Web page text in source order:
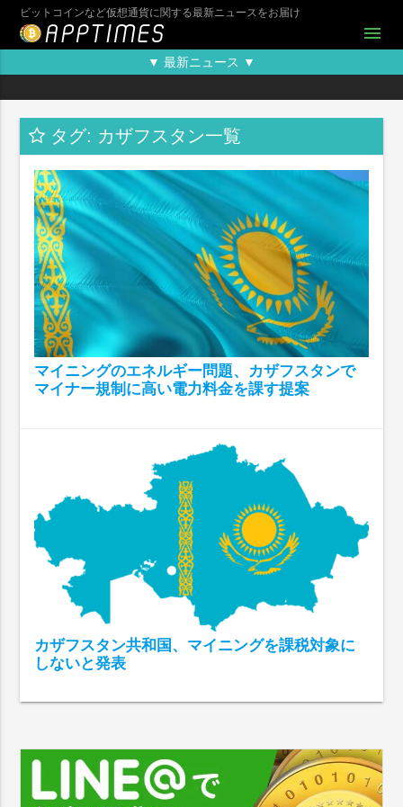
ビットコインなど仮想通貨に関する最新ニュースをお届け
menu
▼ 最新ニュース ▼
タグ: カザフスタン一覧
マイニングのエネルギー問題、カザフスタンで
マイナー規制に高い電力料金を課す提案
カザフスタン共和国、マイニングを課税対象に
しないと発表